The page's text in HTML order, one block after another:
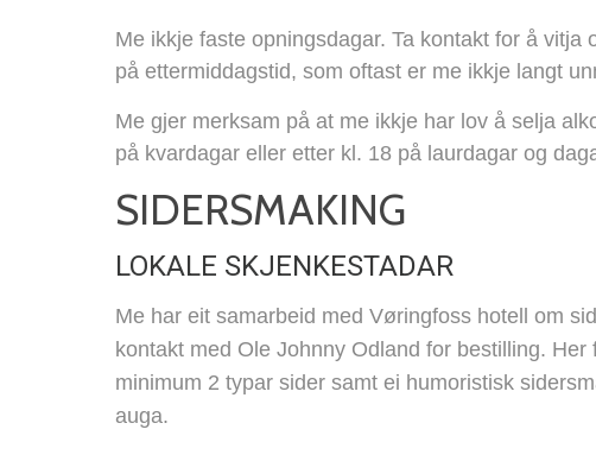
Me ikkje faste opningsdagar. Ta kontakt for å vitja
på ettermiddagstid, som oftast er me ikkje langt
Me gjer merksam på at me ikkje har lov å selja
på kvardagar eller etter kl. 18 på laurdagar og
SIDERSMAKING
LOKALE SKJENKESTADAR
Me har eit samarbeid med Vøringfoss hotell om
kontakt med Ole Johnny Odland for bestilling. Her
minimum 2 typar sider samt ei humoristisk
auga.